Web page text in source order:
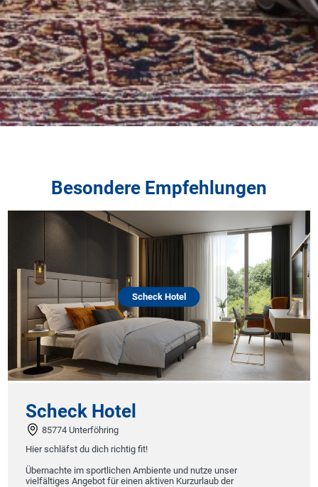
Besondere Empfehlungen
Scheck Hotel
Scheck Hotel
85774 Unterföhring
Hier schläfst du dich richtig fit!
Übernachte im sportlichen Ambiente und nutze unser
vielfältiges Angebot für einen aktiven Kurzurlaub der